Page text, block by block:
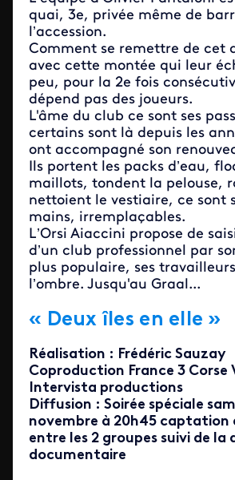
quai, 3e, privée même de
l’accession.
Comment se remettre de cet
avec cette montée qui leur
peu, pour la 2e fois
dépend pas des joueurs.
L'âme du club ce sont ses
certains sont là depuis les
ont accompagné son
Ils portent les packs d’eau,
maillots, tondent la pelouse,
nettoient le vestiaire, ce sont
mains, irremplaçables.
L’Orsi Aiaccini propose de
d’un club professionnel par
plus populaire, ses
l’ombre. Jusqu'au Graal...
« Deux îles en elle »
Réalisation : Frédéric Sauzay
Coproduction France 3 Corse
Intervista productions
Diffusion : Soirée spéciale
novembre à 20h45 captation
entre les 2 groupes suivi de la
documentaire